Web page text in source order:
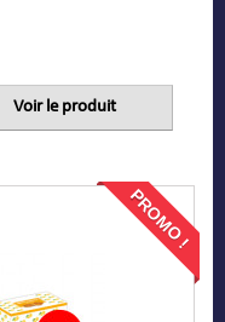
Voir le produit
PROMO !